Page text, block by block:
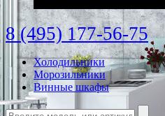
8 (495) 177-56-75
Холодильники
Морозильники
Винные шкафы